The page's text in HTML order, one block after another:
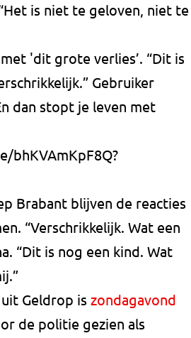
is niet te geloven, niet te
'dit grote verlies’. “Dit is
Gebruiker
dan stopt je leven met
bhKVAmKpF8Q?
Brabant blijven de reacties
“Verschrikkelijk. Wat een
“Dit is nog een kind. Wat
Geldrop is zondagavond
de politie gezien als